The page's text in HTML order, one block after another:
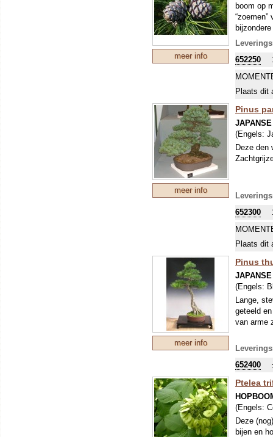
meer info
boom op
want het
geur en
652250
Plaats dit
meer info
Pinus
(Engels:
Deze den
652300
Plaats dit
meer info
Pinus
(Engels:
Lange,
geteeld
van arme
652400
Ptelea
(Engels:
Deze
bijen en